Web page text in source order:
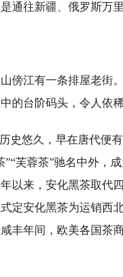
往新疆、俄罗斯万里
傍江有一条排屋老街
的台阶码头，令人依
史悠久，早在唐代便
芙蓉茶”驰名中外，
以来，安化黑茶取代
定安化黑茶为运销西
丰年间，欧美各国茶